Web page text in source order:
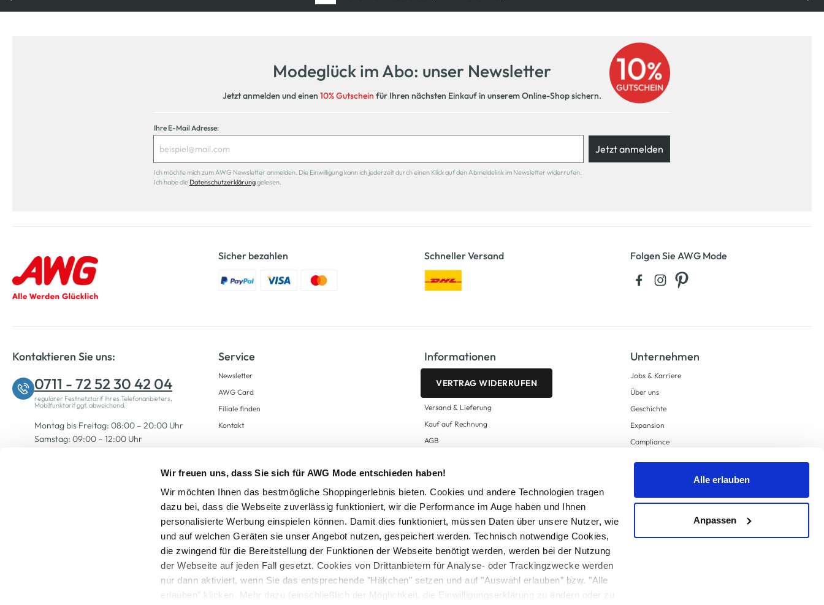
Wir freuen uns, dass Sie sich für AWG Mode entschieden haben!
Wir möchten Ihnen das bestmögliche Shoppingerlebnis bieten. Cookies und andere Technologien tragen
dazu bei, dass die Webseite zuverlässig funktioniert, wir die Performance im Auge haben und Ihnen
personalisierte Werbung einspielen können. Damit dies funktioniert, müssen Daten über unsere Nutzer, wie
und auf welchen Geräten sie unser Angebot nutzen, gespeichert werden. Technisch notwendige Cookies,
die zwingend für die Bereitstellung der Funktionen der Webseite benötigt werden, werden bei der Nutzung
der Webseite auf jeden Fall gesetzt. Cookies von Drittanbietern für Analyse- oder Trackingzwecke werden
nur dann aktiviert, wenn Sie das entsprechende "Häkchen" setzen und auf "Auswahl erlauben" bzw. "Alle
erlauben" klicken. Mehr dazu (einschließlich der Möglichkeit, die Einwilligungserklärung zu ändern oder zu
Alle erlauben
Anpassen
Modeglück im Abo: unser Newsletter
Jetzt anmelden und einen 10% Gutschein für Ihren nächsten Einkauf in unserem Online-Shop sichern.
Ihre E-Mail Adresse:
Jetzt anmelden
Ich möchte mich zum AWG Newsletter anmelden. Die Einwilligung kann ich jederzeit durch einen Klick auf den Abmeldelink im Newsletter widerrufen.
Ich habe die Datenschutzerklärunggelesen.
Sicher bezahlen Schneller Versand Folgen Sie AWG Mode
Kontaktieren Sie uns:
0711 - 72 52 30 42 04
regulärer Festnetztarif Ihres Telefonanbieters,
Mobilfunktarif ggf. abweichend.
Montag bis Freitag: 08:00 – 20:00 Uhr
Samstag: 09:00 – 12:00 Uhr
Service
Newsletter
AWG Card
Filiale finden
Kontakt
Informationen
VERTRAG WIDERRUFEN
Versand & Lieferung
Kauf auf Rechnung
AGB
Zahlungsarten
Datenschutz
AWG CARD Teilnahmebedingungen
Unternehmen
Jobs & Karriere
Über uns
Geschichte
Expansion
Compliance
Supply Chain Due Diligence
Alle Preise inkl. gesetzl. Mehrwertsteuer zzgl.